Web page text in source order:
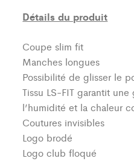
Détails du produit
Coupe slim fit
Manches longues
Possibilité de glisser le
Tissu LS-FIT garantit
l’humidité et la chaleur
Coutures invisibles
Logo brodé
Logo club floqué